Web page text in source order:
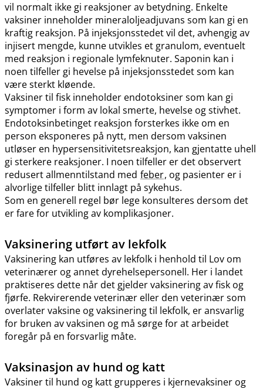
vil normalt ikke gi reaksjoner av betydning. Enkelte
vaksiner inneholder mineraloljeadjuvans som kan gi en
kraftig reaksjon. På injeksjonsstedet vil det, avhengig av
injisert mengde, kunne utvikles et granulom, eventuelt
med reaksjon i regionale lymfeknuter. Saponin kan i
noen tilfeller gi hevelse på injeksjonsstedet som kan
være sterkt kløende.
Vaksiner til fisk inneholder endotoksiner som kan gi
symptomer i form av lokal smerte, hevelse og stivhet.
Endotoksinbetinget reaksjon forsterkes ikke om en
person eksponeres på nytt, men dersom vaksinen
utløser en hypersensitivitetsreaksjon, kan gjentatte uhell
gi sterkere reaksjoner. I noen tilfeller er det observert
redusert allmenntilstand med feber, og pasienter er i
alvorlige tilfeller blitt innlagt på sykehus.
Som en generell regel bør lege konsulteres dersom det
er fare for utvikling av komplikasjoner.
Vaksinering utført av lekfolk
Vaksinering kan utføres av lekfolk i henhold til Lov om
veterinærer og annet dyrehelsepersonell. Her i landet
praktiseres dette når det gjelder vaksinering av fisk og
fjørfe. Rekvirerende veterinær eller den veterinær som
overlater vaksine og vaksinering til lekfolk, er ansvarlig
for bruken av vaksinen og må sørge for at arbeidet
foregår på en forsvarlig måte.
Vaksinasjon av hund og katt
Vaksiner til hund og katt grupperes i kjernevaksiner og